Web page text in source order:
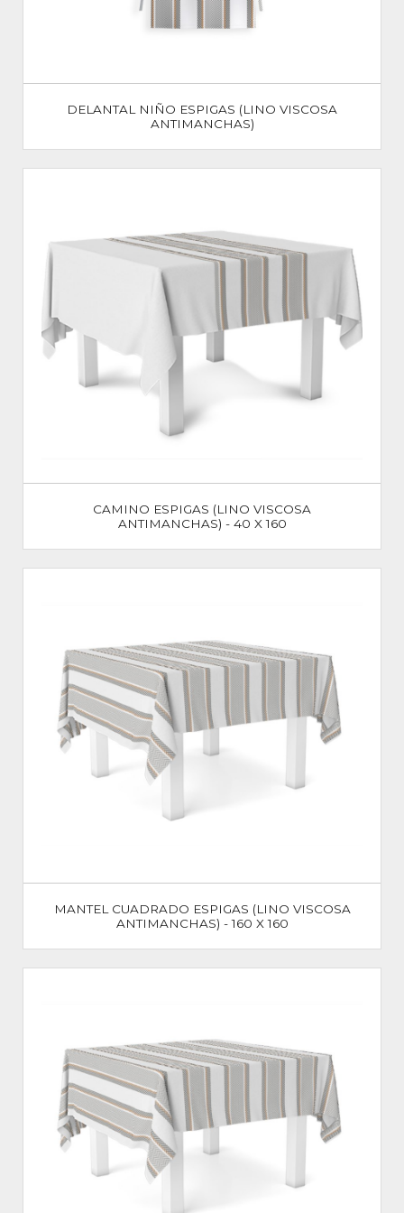
DELANTAL NIÑO ESPIGAS (LINO VISCOSA
ANTIMANCHAS)
CAMINO ESPIGAS (LINO VISCOSA
ANTIMANCHAS) - 40 X 160
MANTEL CUADRADO ESPIGAS (LINO VISCOSA
ANTIMANCHAS) - 160 X 160